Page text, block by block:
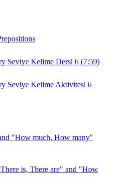
Seviye Kelime Dersi 6 (7:59)
Seviye Kelime Aktivitesi 6
"How much, How many"
is, There are" and "How